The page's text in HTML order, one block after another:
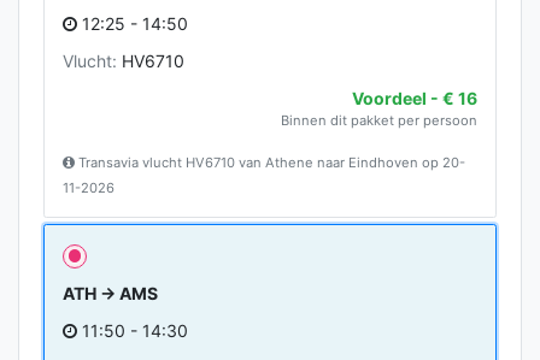
12:25 - 14:50
Vlucht: HV6710
Voordeel - € 16
Binnen dit pakket per persoon
Transavia vlucht HV6710 van Athene naar Eindhoven op 20-
11-2026
ATH → AMS
11:50 - 14:30